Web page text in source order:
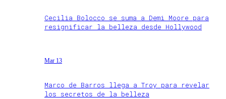
Cecilia Bolocco se suma a Demi Moore para
resignificar la belleza desde Hollywood
Mar 13
Marco de Barros llega a Troy para revelar
los secretos de la belleza